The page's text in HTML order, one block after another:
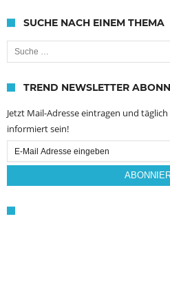
SUCHE NACH EINEM THEMA
Suche nach:
TREND NEWSLETTER
Jetzt Mail-Adresse eintragen und
informiert sein!
Email
Subscription